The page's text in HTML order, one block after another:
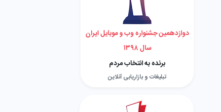
دوازدهمین جشنواره وب و موبایل ایران
سال ۱۳۹۸
برنده به انتخاب مردم
تبلیغات و بازاریابی آنلاین